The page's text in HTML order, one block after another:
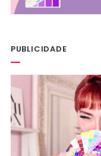
PUBLICIDADE